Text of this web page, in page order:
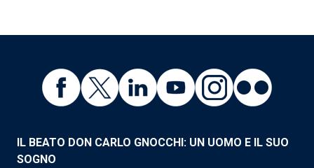
IL BEATO DON CARLO GNOCCHI: UN UOMO E IL SUO
SOGNO